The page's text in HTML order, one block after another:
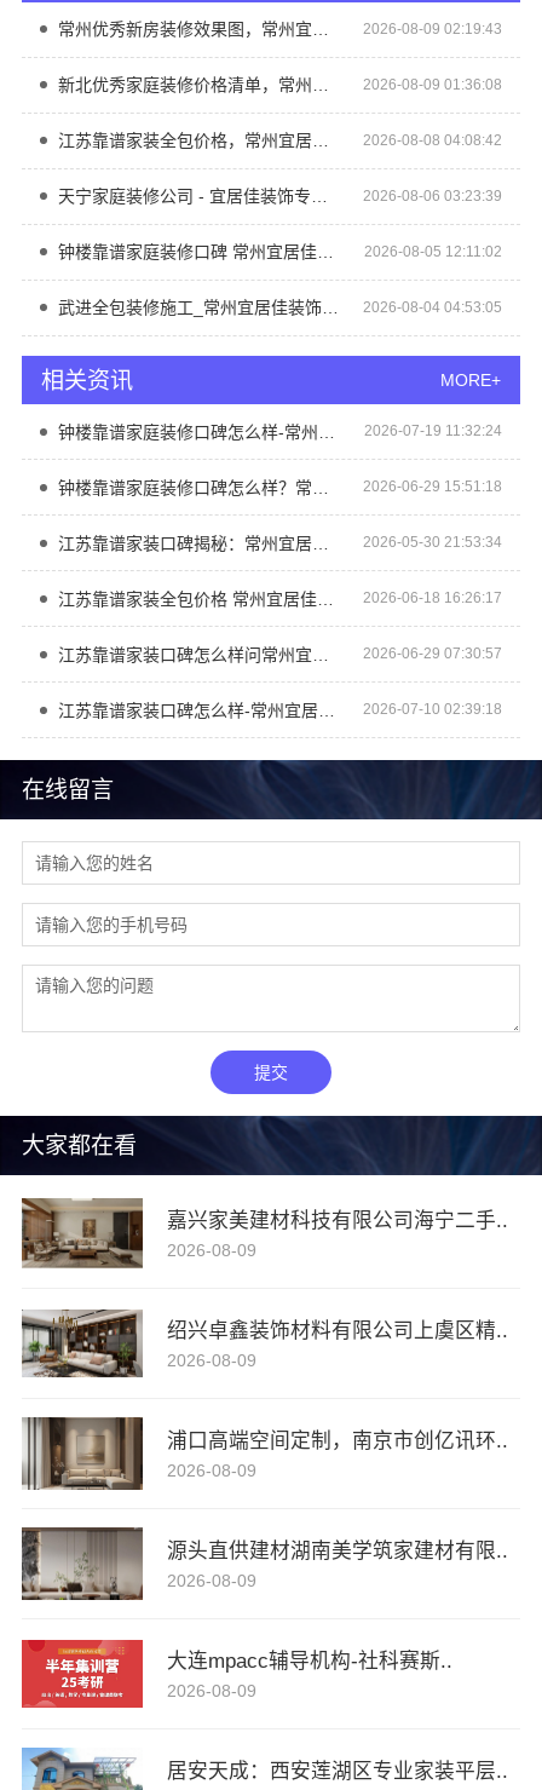
大家都在看
嘉兴家美建材科技有限公司海宁二手..
2026-08-09
绍兴卓鑫装饰材料有限公司上虞区精..
2026-08-09
浦口高端空间定制，南京市创亿讯环..
2026-08-09
源头直供建材湖南美学筑家建材有限..
2026-08-09
大连mpacc辅导机构-社科赛斯..
2026-08-09
居安天成：西安莲湖区专业家装平层..
在线留言
提交
常州优秀新房装修效果图，常州宜居佳装饰匠心呈现 2026-08-09 02:19:43
新北优秀家庭装修价格清单，常州宜居佳装饰工程有限公司专业透明 2026-08-09 01:36:08
江苏靠谱家装全包价格，常州宜居佳装饰闭口合同 2026-08-08 04:08:42
天宁家庭装修公司 - 宜居佳装饰专业团队全程托管 2026-08-06 03:23:39
钟楼靠谱家庭装修口碑 常州宜居佳装饰工程有限公司 2026-08-05 12:11:02
武进全包装修施工_常州宜居佳装饰工程有限公司 2026-08-04 04:53:05
相关资讯 MORE+
2026-07-19 11:32:24
2026-06-29 15:51:18
江苏靠谱家装口碑揭秘：常州宜居佳装饰工程有限公司 2026-05-30 21:53:34
江苏靠谱家装全包价格 常州宜居佳装饰工程有限公司闭口合同报价 2026-06-18 16:26:17
2026-06-29 07:30:57
江苏靠谱家装口碑怎么样-常州宜居佳装饰工程有限公司 2026-07-10 02:39:18